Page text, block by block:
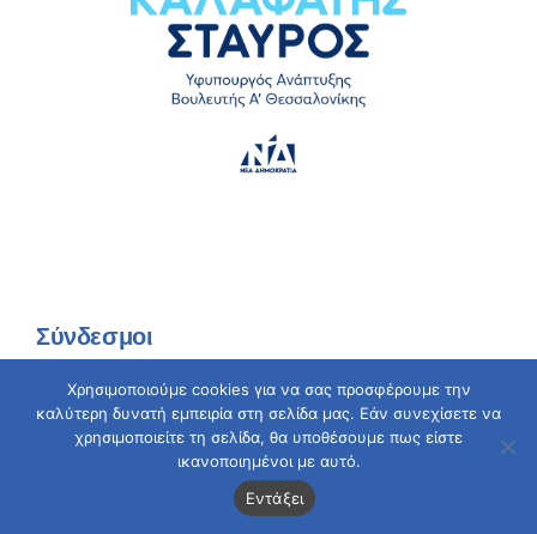
Σύνδεσμοι
Αρχική
Χρησιμοποιούμε cookies για να σας προσφέρουμε την
καλύτερη δυνατή εμπειρία στη σελίδα μας. Εάν συνεχίσετε να
χρησιμοποιείτε τη σελίδα, θα υποθέσουμε πως είστε
ικανοποιημένοι με αυτό.
Εντάξει